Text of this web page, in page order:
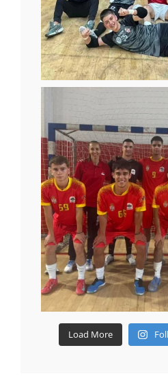
Load More